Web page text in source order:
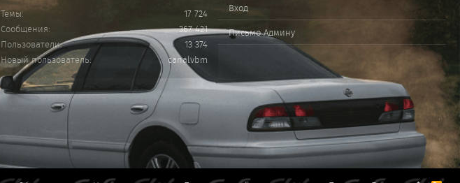
Темы
17 724
Сообщения
367 421
Пользователи
13 374
Новый пользователь
canalvbm
Вход
Письмо Админу